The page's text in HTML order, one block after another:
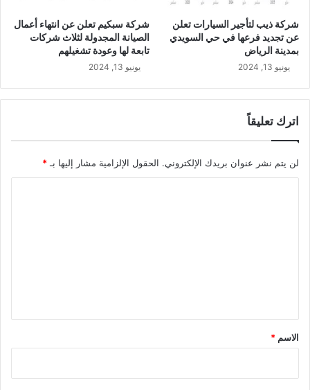
شركة ذيب لتأجير السيارات تعلن
عن تجديد فرعها في حي السويدي
بمدينة الرياض
يونيو 13, 2024
شركة سبكيم تعلن عن انتهاء أعمال
الصيانة المجدولة لثلاث شركات
تابعة لها وعودة تشغيلهم
يونيو 13, 2024
اترك تعليقاً
لن يتم نشر عنوان بريدك الإلكتروني. الحقول الإلزامية مشار إليها بـ *
*
الاسم *